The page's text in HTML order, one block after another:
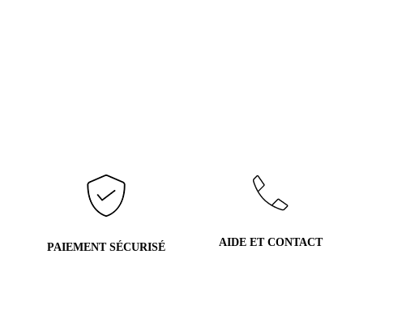
PAIEMENT SÉCURISÉ AIDE ET CONTACT